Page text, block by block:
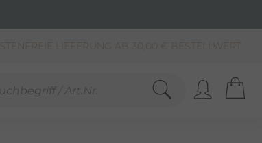
SCHNELLE LIEFERUNG (BEI VERFÜGBARKEIT)